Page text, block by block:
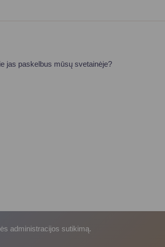
jas paskelbus mūsų svetainėje?
administracijos sutikimą.